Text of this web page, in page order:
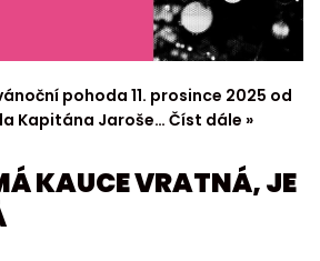
pohoda 11. prosince 2025 od
Kapitána Jaroše… Číst dále »
KAUCE VRATNÁ, JE